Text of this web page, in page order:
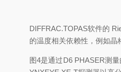
DIFFRAC.TOPAS软件的
的温度相关依赖性，例如晶
图4是通过D6 PHASER测